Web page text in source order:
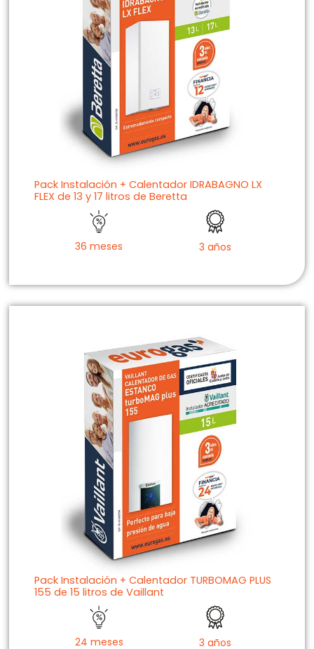
Pack Instalación + Calentador IDRABAGNO LX
FLEX de 13 y 17 litros de Beretta
36 meses 3 años
Pack Instalación + Calentador TURBOMAG PLUS
155 de 15 litros de Vaillant
24 meses 3 años